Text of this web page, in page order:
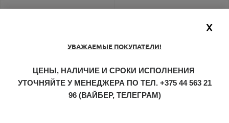
Ежедневник А5
недатированный
синий
Ежедневник А5
недатированный
темно-зеленый
X
УВАЖАЕМЫЕ ПОКУПАТЕЛИ!
ЦЕНЫ, НАЛИЧИЕ И СРОКИ ИСПОЛНЕНИЯ
УТОЧНЯЙТЕ У МЕНЕДЖЕРА ПО ТЕЛ. +375 44 563 21
96(ВАЙБЕР, ТЕЛЕГРАМ)